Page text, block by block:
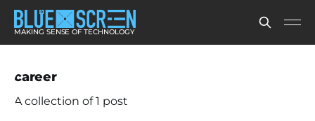
MAKING SENSE OF TECHNOLOGY
career
A collection of 1 post